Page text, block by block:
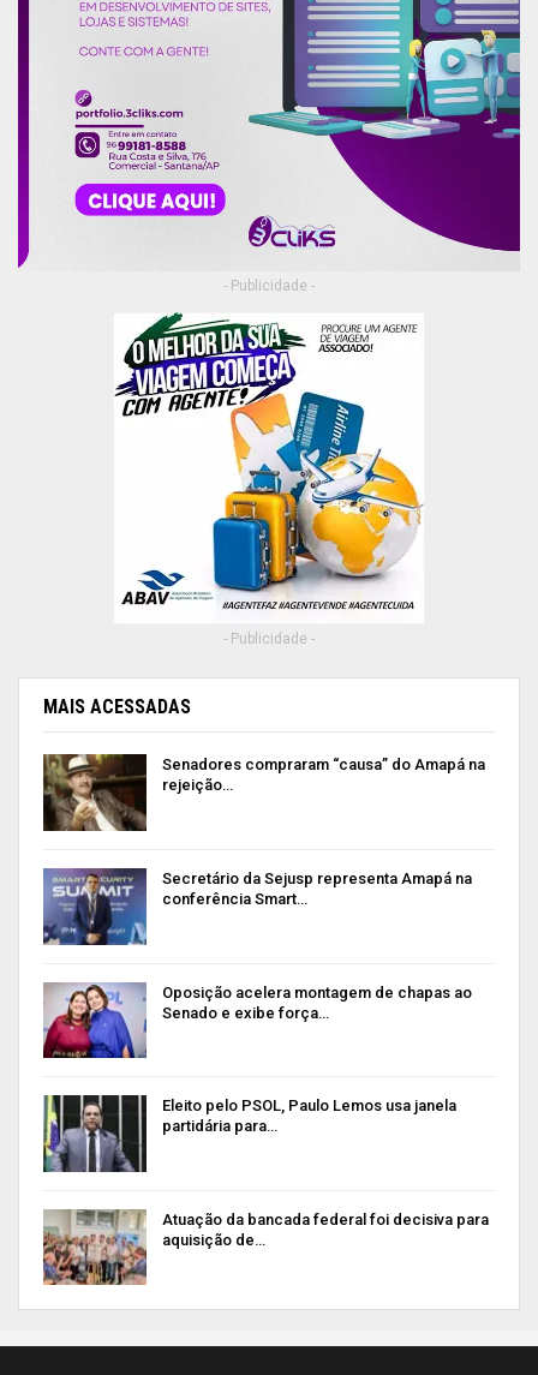
- Publicidade -
- Publicidade -
MAIS ACESSADAS
Senadores compraram “causa” do Amapá na
rejeição…
Secretário da Sejusp representa Amapá na
conferência Smart…
Oposição acelera montagem de chapas ao
Senado e exibe força…
Eleito pelo PSOL, Paulo Lemos usa janela
partidária para…
Atuação da bancada federal foi decisiva para
aquisição de…